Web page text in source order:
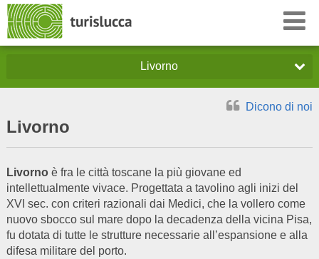
Livorno
Dicono di noi
Livorno
Livornoè fra le città toscane la più giovane ed
intellettualmente vivace. Progettata a tavolino agli inizi del
XVI sec. con criteri razionali dai Medici, che la vollero come
nuovo sbocco sul mare dopo la decadenza della vicina Pisa,
fu dotata di tutte le strutture necessarie all’espansione e alla
difesa militare del porto.